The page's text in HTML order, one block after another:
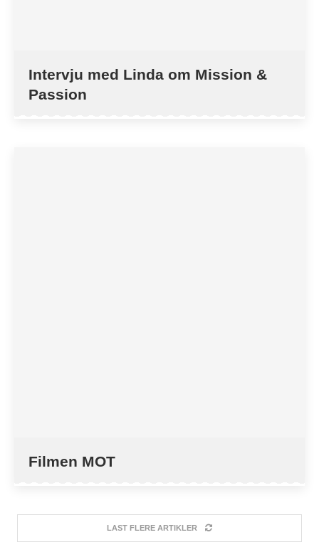
Intervju med Linda om Mission &
Passion
Filmen MOT
LAST FLERE ARTIKLER